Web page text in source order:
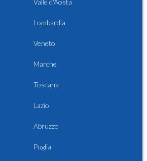
Valle d'Aosta
Lombardia
Veneto
Marche
Toscana
Lazio
Abruzzo
Puglia